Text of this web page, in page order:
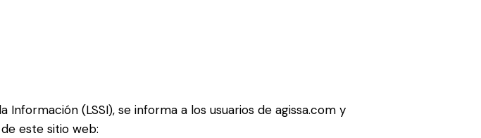
(LSSI), se informa a los usuarios de agissa.com y
este sitio web: